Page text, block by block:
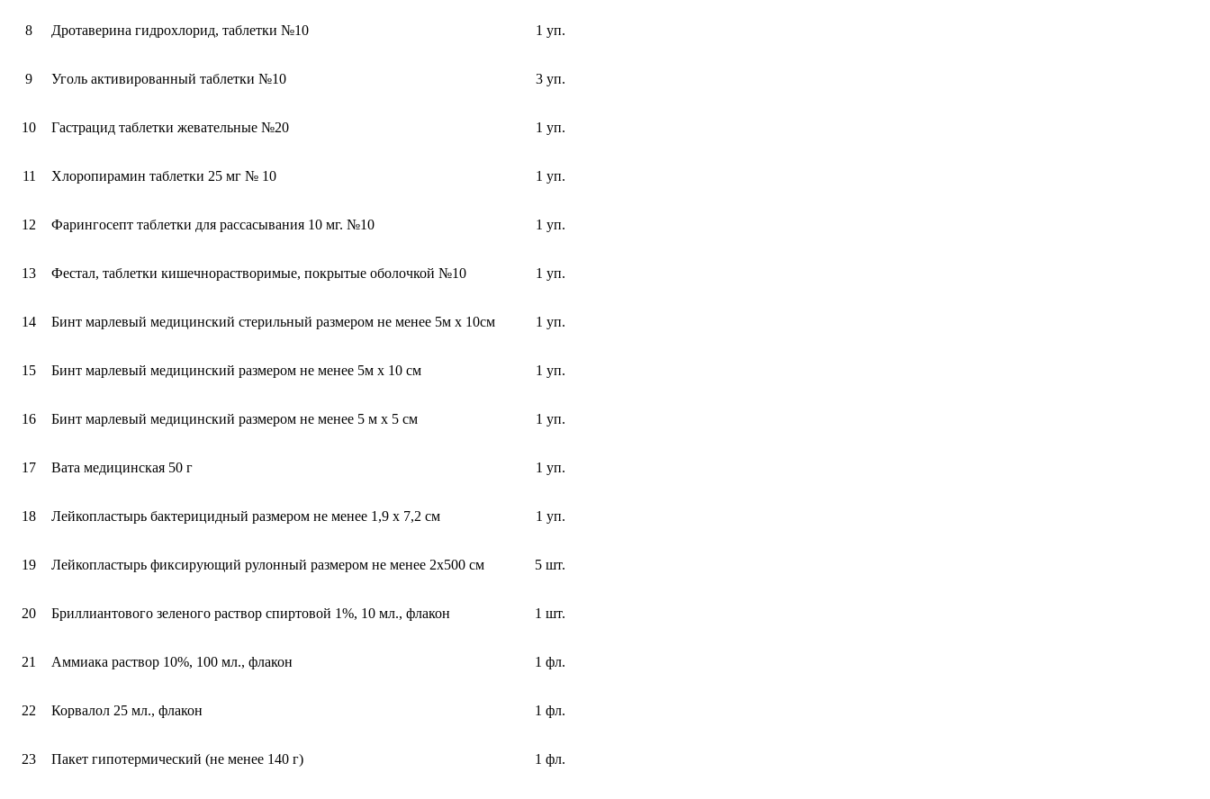
8 Дротаверина гидрохлорид, таблетки №10 1 уп.
9 Уголь активированный таблетки №10 3 уп.
10 Гастрацид таблетки жевательные №20 1 уп.
11 Хлоропирамин таблетки 25 мг № 10 1 уп.
12 Фарингосепт таблетки для рассасывания 10 мг. №10 1 уп.
13 Фестал, таблетки кишечнорастворимые, покрытые оболочкой №10 1 уп.
14 Бинт марлевый медицинский стерильный размером не менее 5м х 10см 1 уп.
15 Бинт марлевый медицинский размером не менее 5м х 10 см 1 уп.
16 Бинт марлевый медицинский размером не менее 5 м х 5 см 1 уп.
17 Вата медицинская 50 г 1 уп.
18 Лейкопластырь бактерицидный размером не менее 1,9 х 7,2 см 1 уп.
19 Лейкопластырь фиксирующий рулонный размером не менее 2х500 см 5 шт.
20 Бриллиантового зеленого раствор спиртовой 1%, 10 мл., флакон 1 шт.
21 Аммиака раствор 10%, 100 мл., флакон 1 фл.
22 Корвалол 25 мл., флакон 1 фл.
23 Пакет гипотермический (не менее 140 г) 1 фл.